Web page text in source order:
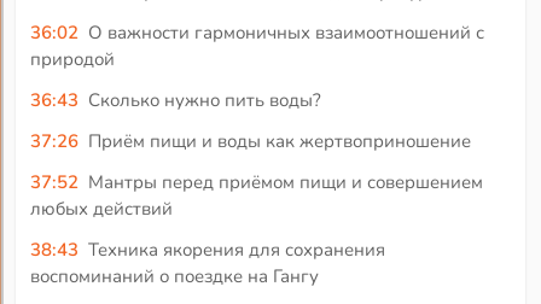
36:02 О важности гармоничных взаимоотношений с
природой
36:43 Сколько нужно пить воды?
37:26 Приём пищи и воды как жертвоприношение
37:52 Мантры перед приёмом пищи и совершением
любых действий
38:43 Техника якорения для сохранения
воспоминаний о поездке на Гангу